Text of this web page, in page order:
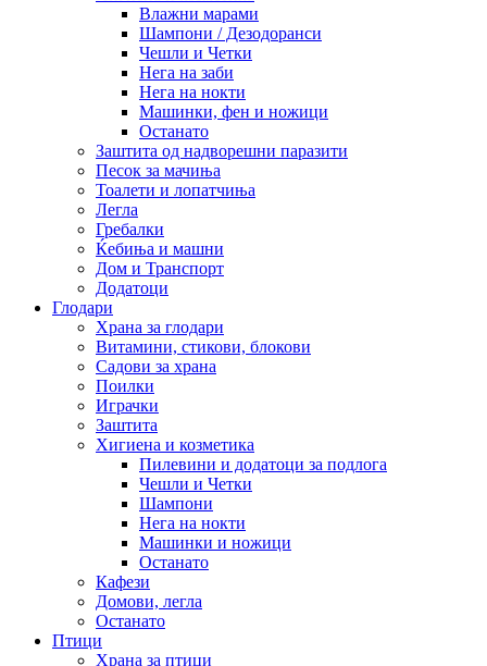
Влажни марами
Шампони / Дезодоранси
Чешли и Четки
Нега на заби
Нега на нокти
Машинки, фен и ножици
Останато
Заштита од надворешни паразити
Песок за мачиња
Тоалети и лопатчиња
Легла
Гребалки
Ќебиња и машни
Дом и Транспорт
Додатоци
Глодари
Храна за глодари
Витамини, стикови, блокови
Садови за храна
Поилки
Играчки
Заштита
Хигиена и козметика
Пилевини и додатоци за подлога
Чешли и Четки
Шампони
Нега на нокти
Машинки и ножици
Останато
Кафези
Домови, легла
Останато
Птици
Храна за птици